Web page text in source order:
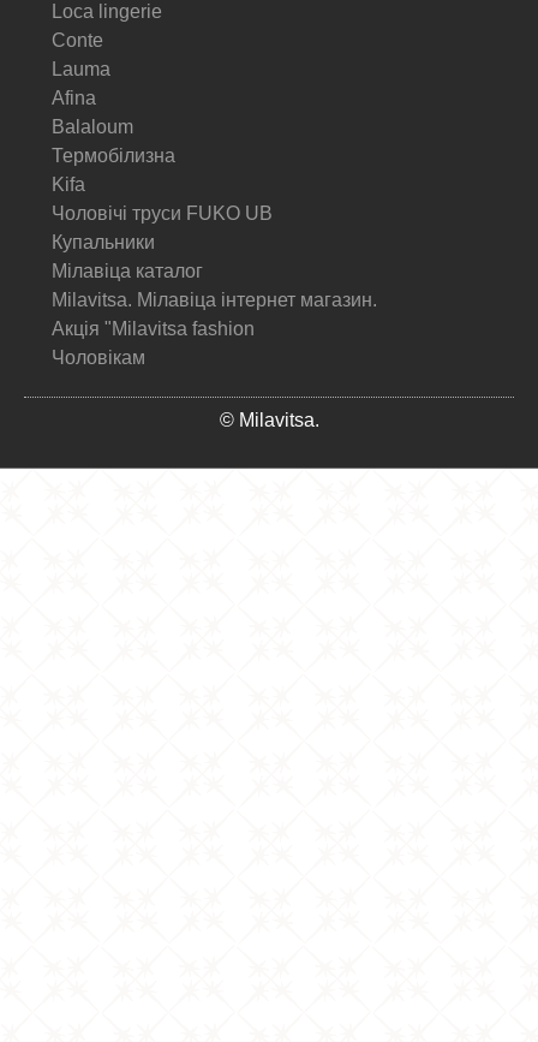
Loca lingerie
Conte
Lauma
Afina
Balaloum
Термобілизна
Kifa
Чоловічі труси FUKO UB
Купальники
Мілавіца каталог
Milavitsa. Мілавіца інтернет магазин.
Акція "Milavitsa fashion
Чоловікам
© Milavitsa.